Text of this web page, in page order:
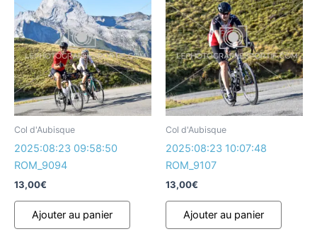
Col d'Aubisque
2025:08:23 09:58:50
ROM_9094
13,00€
Ajouter au panier
Col d'Aubisque
2025:08:23 10:07:48
ROM_9107
13,00€
Ajouter au panier